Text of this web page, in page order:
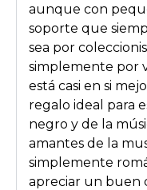
aunque con
soporte que
sea por
simplemente por
está casi en si
regalo ideal para
negro y de la
amantes de la
simplemente
apreciar un buen